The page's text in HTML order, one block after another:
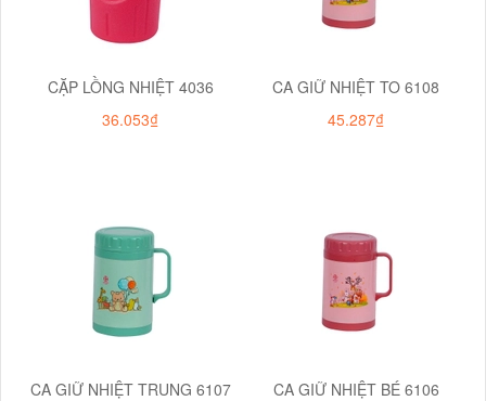
CẶP LỒNG NHIỆT 4036
36.053₫
CA GIỮ NHIỆT TO 6108
45.287₫
CA GIỮ NHIỆT TRUNG 6107
CA GIỮ NHIỆT BÉ 6106